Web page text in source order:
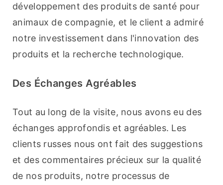
développement des produits de santé pour
animaux de compagnie, et le client a admiré
notre investissement dans l'innovation des
produits et la recherche technologique.
Des Échanges Agréables
Tout au long de la visite, nous avons eu des
échanges approfondis et agréables. Les
clients russes nous ont fait des suggestions
et des commentaires précieux sur la qualité
de nos produits, notre processus de